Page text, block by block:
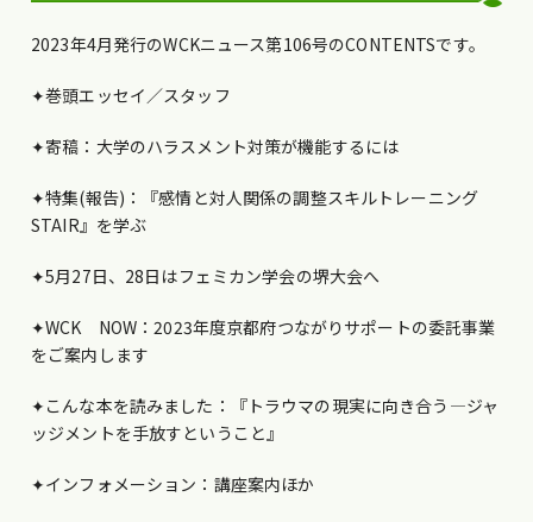
2023年4月発行のWCKニュース第106号のCONTENTSです。
✦巻頭エッセイ／スタッフ
✦寄稿：大学のハラスメント対策が機能するには
✦特集(報告)：『感情と対人関係の調整スキルトレーニング
STAIR』を学ぶ
✦5月27日、28日はフェミカン学会の堺大会へ
✦WCK NOW：2023年度京都府つながりサポートの委託事業
をご案内します
✦こんな本を読みました：『トラウマの現実に向き合う―ジャ
ッジメントを手放すということ』
✦インフォメーション：講座案内ほか